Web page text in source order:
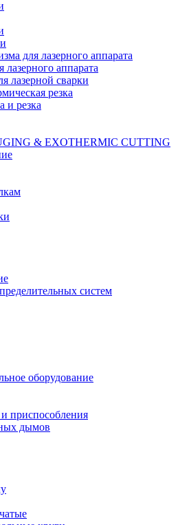
для лазерного аппарата
аппарата
лазерной сварки
резка
и резка
& EXOTHERMIC CUTTING
систем
оборудование
приспособления
дымов